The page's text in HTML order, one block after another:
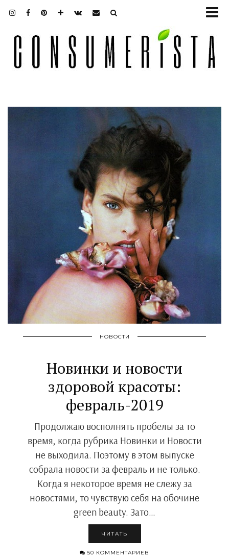
НОВОСТИ
Новинки и новости
здоровой красоты:
февраль-2019
Продолжаю восполнять пробелы за то
время, когда рубрика Новинки и Новости
не выходила. Поэтому в этом выпуске
собрала новости за февраль и не только.
Когда я некоторое время не слежу за
новостями, то чувствую себя на обочине
green beauty. Зато…
ЧИТАТЬ
50 КОММЕНТАРИЕВ